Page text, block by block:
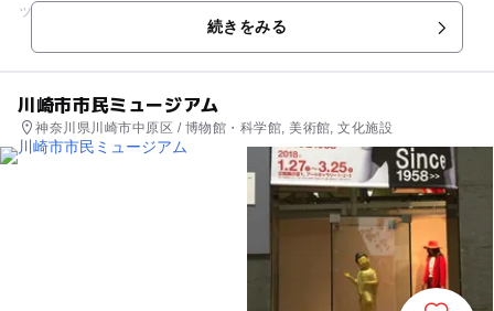
ッピング施設があり、とても便利です。
続きをみる
川崎市市民ミュージアム
神奈川県川崎市中原区 / 博物館・科学館, 美術館, 文化施設